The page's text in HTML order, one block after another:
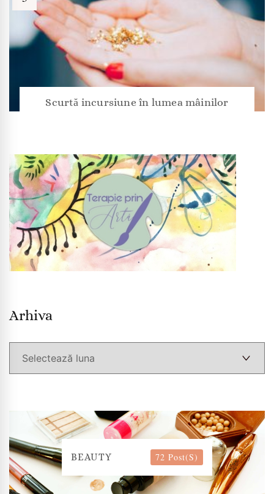
Scurtă incursiune în lumea mâinilor
Arhiva
BEAUTY 72 Post(s)